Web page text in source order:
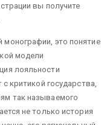
вы получите
это понятие
модели
лояльности
критикой государства,
так называемого
не только история